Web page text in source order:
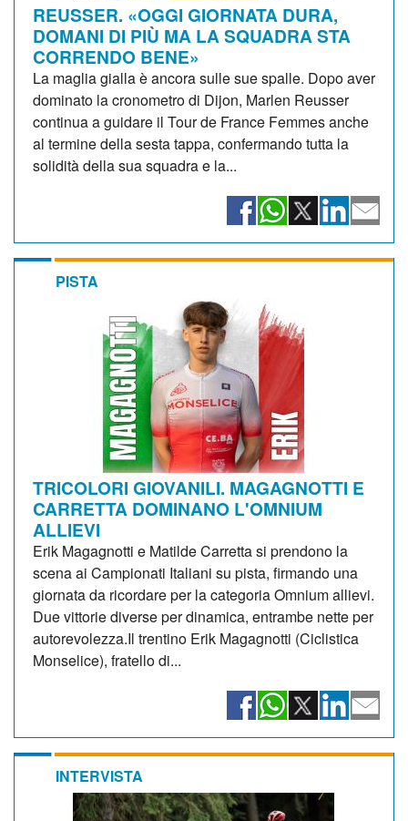
REUSSER. «OGGI GIORNATA DURA,
DOMANI DI PIÙ MA LA SQUADRA STA
CORRENDO BENE»
La maglia gialla è ancora sulle sue spalle. Dopo aver
dominato la cronometro di Dijon, Marlen Reusser
continua a guidare il Tour de France Femmes anche
al termine della sesta tappa, confermando tutta la
solidità della sua squadra e la...
PISTA
TRICOLORI GIOVANILI. MAGAGNOTTI E
CARRETTA DOMINANO L'OMNIUM
ALLIEVI
Erik Magagnotti e Matilde Carretta si prendono la
scena ai Campionati Italiani su pista, firmando una
giornata da ricordare per la categoria Omnium allievi.
Due vittorie diverse per dinamica, entrambe nette per
autorevolezza.Il trentino Erik Magagnotti (Ciclistica
Monselice), fratello di...
INTERVISTA